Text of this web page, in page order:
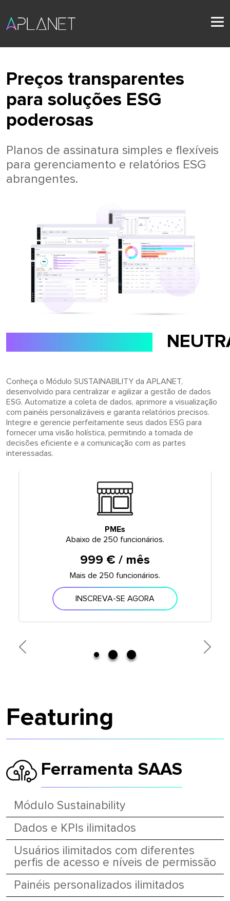
Preços transparentes
para soluções ESG
poderosas
Planos de assinatura simples e flexíveis
para gerenciamento e relatórios ESG
abrangentes.
Conheça o Módulo SUSTAINABILITY da APLANET,
desenvolvido para centralizar e agilizar a gestão de dados
ESG. Automatize a coleta de dados, aprimore a visualização
com painéis personalizáveis ​​e garanta relatórios precisos.
Integre e gerencie perfeitamente seus dados ESG para
fornecer uma visão holística, permitindo a tomada de
decisões eficiente e a comunicação com as partes
interessadas.
PMEs
Abaixo de 250 funcionários.
999 € / mês
Mais de 250 funcionários.
INSCREVA-SE AGORA
Previous Next
Featuring
Ferramenta SAAS
Módulo Sustainability
Dados e KPIs ilimitados
Usuários ilimitados com diferentes
perfis de acesso e níveis de permissão
Painéis personalizados ilimitados